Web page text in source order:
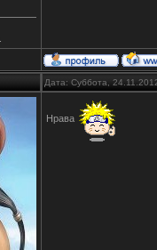
Дата: Суббота,
Нрава